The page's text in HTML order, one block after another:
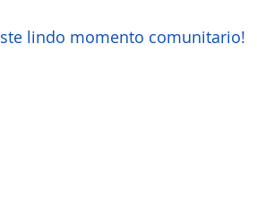
lindo momento comunitario!